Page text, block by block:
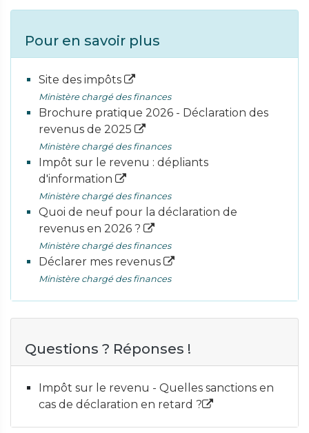
Pour en savoir plus
Site des impôts
Ministère chargé des finances
Brochure pratique 2026 - Déclaration des
revenus de 2025
Ministère chargé des finances
Impôt sur le revenu : dépliants
d'information
Ministère chargé des finances
Quoi de neuf pour la déclaration de
revenus en 2026 ?
Ministère chargé des finances
Déclarer mes revenus
Ministère chargé des finances
Questions ? Réponses !
Impôt sur le revenu - Quelles sanctions en
cas de déclaration en retard ?